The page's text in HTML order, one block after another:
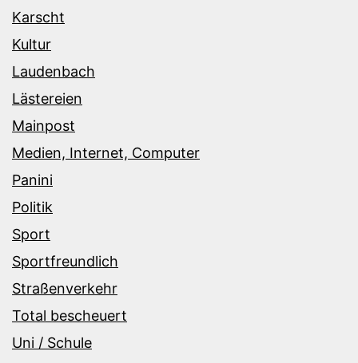
Karscht
Kultur
Laudenbach
Lästereien
Mainpost
Medien, Internet, Computer
Panini
Politik
Sport
Sportfreundlich
Straßenverkehr
Total bescheuert
Uni / Schule